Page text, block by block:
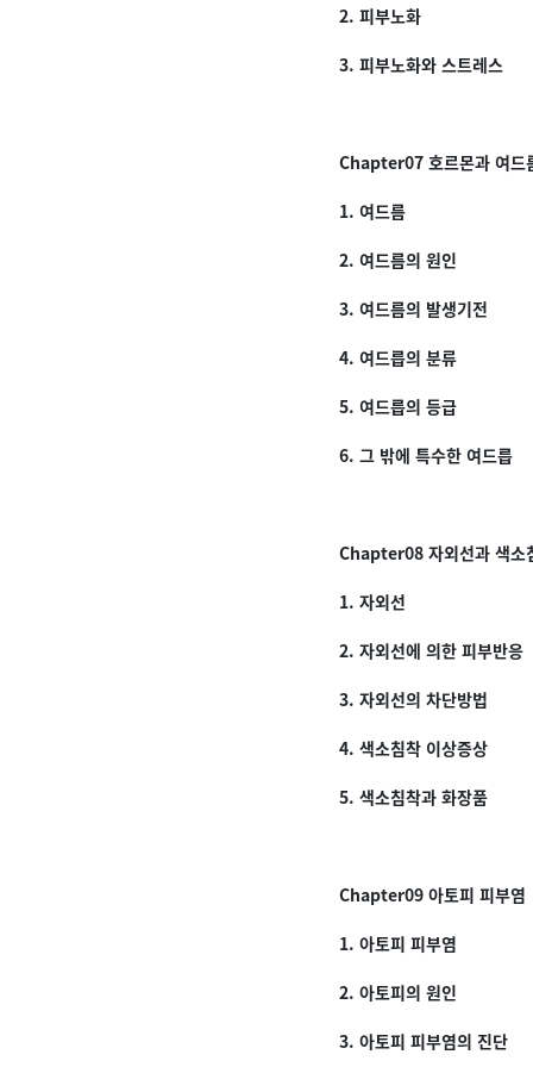
2. 피부노화
3. 피부노화와 스트레스
Chapter07 호르몬과 여드
1. 여드름
2. 여드름의 원인
3. 여드름의 발생기전
4. 여드릅의 분류
5. 여드릅의 등급
6. 그 밖에 특수한 여드릅
Chapter08 자외선과 색소
1. 자외선
2. 자외선에 의한 피부반응
3. 자외선의 차단방법
4. 색소침착 이상증상
5. 색소침착과 화장품
Chapter09 아토피 피부염
1. 아토피 피부염
2. 아토피의 원인
3. 아토피 피부염의 진단